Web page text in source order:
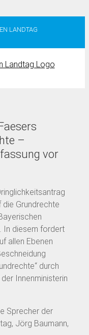
LANDTAG
–
vor
die Grundrechte
In diesem fordert
allen Ebenen
durch
Innenministerin
Sprecher der
Jörg Baumann,